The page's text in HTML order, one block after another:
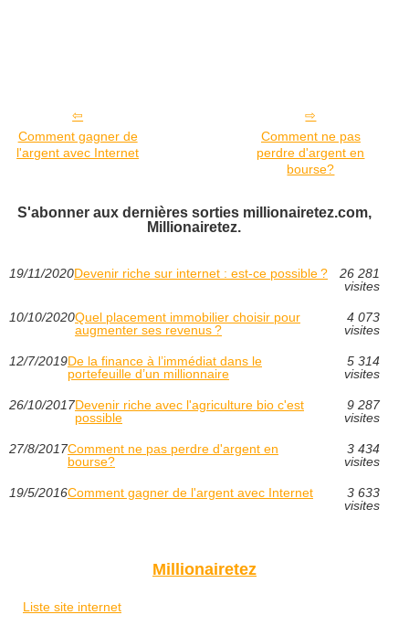
Comment gagner de
l'argent avec Internet
Comment ne pas
perdre d'argent en
bourse?
S'abonner aux dernières sorties millionairetez.com,
Millionairetez.
19/11/2020Devenir riche sur internet : est-ce possible ?
26 281
visites
10/10/2020Quel placement immobilier choisir pour
augmenter ses revenus ?
4 073
visites
12/7/2019De la finance à l’immédiat dans le
portefeuille d’un millionnaire
5 314
visites
26/10/2017Devenir riche avec l'agriculture bio c'est
possible
9 287
visites
27/8/2017Comment ne pas perdre d'argent en
bourse?
3 434
visites
19/5/2016Comment gagner de l'argent avec Internet
3 633
visites
Millionairetez
Liste site internet